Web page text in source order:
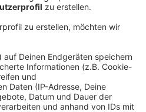
28.04.2022 15:15
sich von Anfang Januar